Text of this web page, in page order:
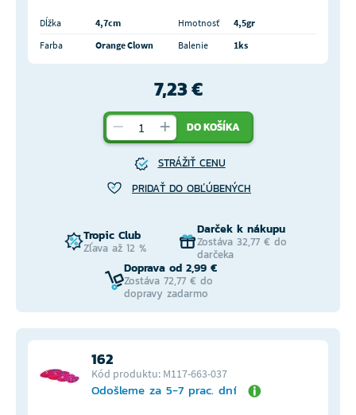
Dĺžka 4,7cm Hmotnosť
4,5gr
Farba
Orange Clown Balenie 1ks
7,23 €
DO KOŠÍKA
STRÁŽIŤ CENU
PRIDAŤ DO OBĽÚBENÝCH
Tropic Club
Zľava až 12 %
Darček k nákupu
Zostáva 32,77 € do
darčeka
Doprava od 2,99 €
Zostáva 72,77 € do
dopravy zadarmo
162
Kód produktu: M117-663-037
Odošleme za 5-7 prac. dní